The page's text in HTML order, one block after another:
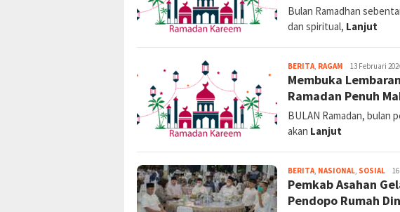
Bulan Ramadhan
dan spiritual, Lanjut
BERITA, RAGAM jurnal
13 Februari
Membuka
Ramadan Penuh
BULAN Ramadan, bulan
akan Lanjut
BERITA, NASIONAL, SOSIAL
Pemkab Asahan
Pendopo Rumah